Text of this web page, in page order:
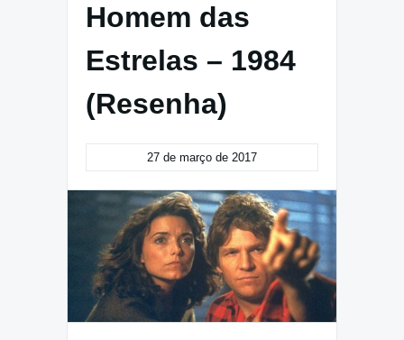
Homem das
Estrelas – 1984
(Resenha)
27 de março de 2017